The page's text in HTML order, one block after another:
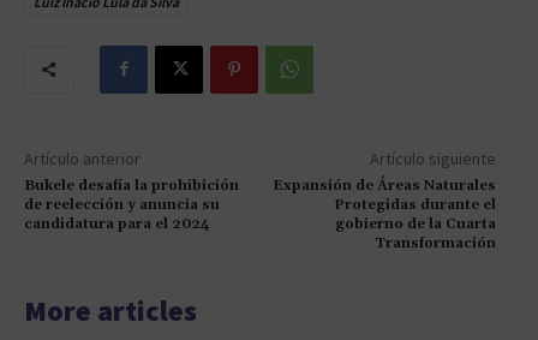
Artículo anterior
Bukele desafía la prohibición
de reelección y anuncia su
candidatura para el 2024
Artículo siguiente
Expansión de Áreas Naturales
Protegidas durante el
gobierno de la Cuarta
Transformación
More articles